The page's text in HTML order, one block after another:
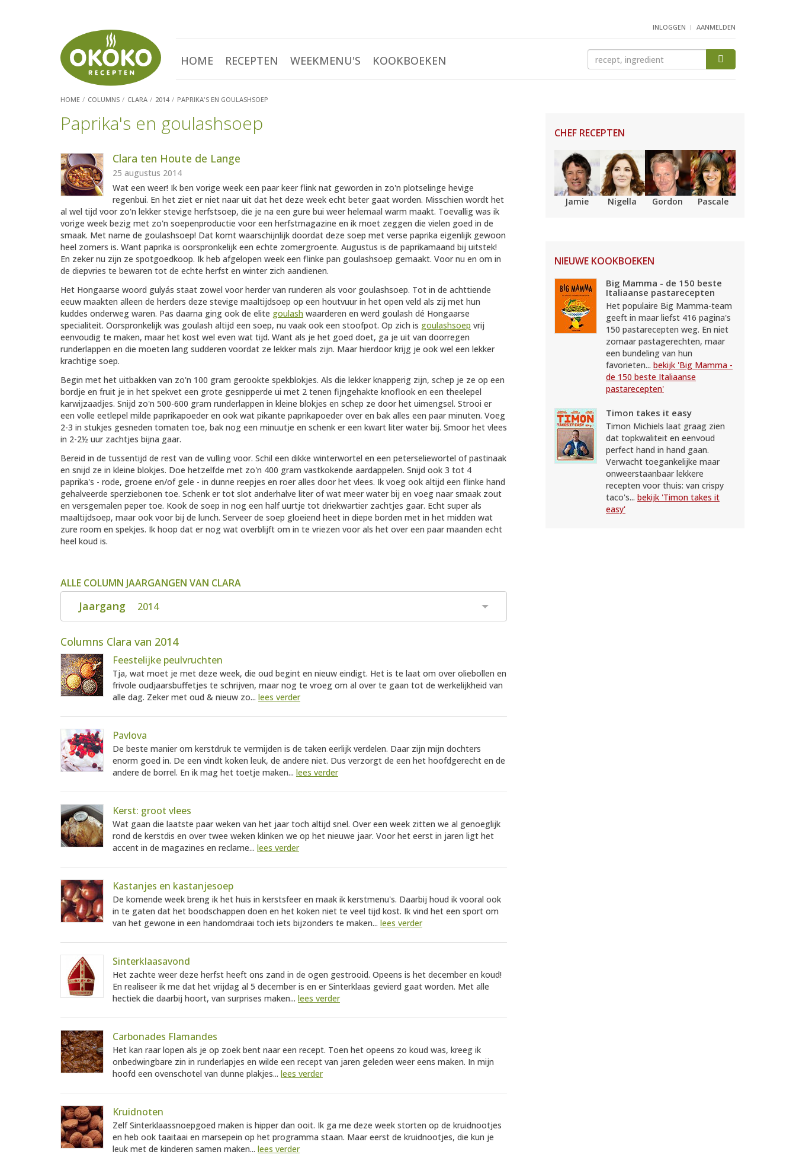
INLOGGEN AANMELDEN
HOME RECEPTEN WEEKMENU'S KOOKBOEKEN
HOME COLUMNS CLARA 2014 PAPRIKA'S EN GOULASHSOEP
Paprika's en goulashsoep
Clara ten Houte de Lange
25 augustus 2014
Wat een weer! Ik ben vorige week een paar keer flink nat geworden in zo'n plotselinge hevige
regenbui. En het ziet er niet naar uit dat het deze week echt beter gaat worden. Misschien wordt het
al wel tijd voor zo'n lekker stevige herfstsoep, die je na een gure bui weer helemaal warm maakt. Toevallig was ik
vorige week bezig met zo'n soepenproductie voor een herfstmagazine en ik moet zeggen die vielen goed in de
smaak. Met name de goulashsoep! Dat komt waarschijnlijk doordat deze soep met verse paprika eigenlijk gewoon
heel zomers is. Want paprika is oorspronkelijk een echte zomergroente. Augustus is de paprikamaand bij uitstek!
En zeker nu zijn ze spotgoedkoop. Ik heb afgelopen week een flinke pan goulashsoep gemaakt. Voor nu en om in
de diepvries te bewaren tot de echte herfst en winter zich aandienen.
Het Hongaarse woord gulyás staat zowel voor herder van runderen als voor goulashsoep. Tot in de achttiende
eeuw maakten alleen de herders deze stevige maaltijdsoep op een houtvuur in het open veld als zij met hun
kuddes onderweg waren. Pas daarna ging ook de elite goulash waarderen en werd goulash dé Hongaarse
specialiteit. Oorspronkelijk was goulash altijd een soep, nu vaak ook een stoofpot. Op zich is goulashsoep vrij
eenvoudig te maken, maar het kost wel even wat tijd. Want als je het goed doet, ga je uit van doorregen
runderlappen en die moeten lang sudderen voordat ze lekker mals zijn. Maar hierdoor krijg je ook wel een lekker
krachtige soep.
Begin met het uitbakken van zo'n 100 gram gerookte spekblokjes. Als die lekker knapperig zijn, schep je ze op een
bordje en fruit je in het spekvet een grote gesnipperde ui met 2 tenen fijngehakte knoflook en een theelepel
karwijzaadjes. Snijd zo'n 500-600 gram runderlappen in kleine blokjes en schep ze door het uimengsel. Strooi er
een volle eetlepel milde paprikapoeder en ook wat pikante paprikapoeder over en bak alles een paar minuten. Voeg
2-3 in stukjes gesneden tomaten toe, bak nog een minuutje en schenk er een kwart liter water bij. Smoor het vlees
in 2-2½ uur zachtjes bijna gaar.
Bereid in de tussentijd de rest van de vulling voor. Schil een dikke winterwortel en een peterseliewortel of pastinaak
en snijd ze in kleine blokjes. Doe hetzelfde met zo'n 400 gram vastkokende aardappelen. Snijd ook 3 tot 4
paprika's - rode, groene en/of gele - in dunne reepjes en roer alles door het vlees. Ik voeg ook altijd een flinke hand
gehalveerde sperziebonen toe. Schenk er tot slot anderhalve liter of wat meer water bij en voeg naar smaak zout
en versgemalen peper toe. Kook de soep in nog een half uurtje tot driekwartier zachtjes gaar. Echt super als
maaltijdsoep, maar ook voor bij de lunch. Serveer de soep gloeiend heet in diepe borden met in het midden wat
zure room en spekjes. Ik hoop dat er nog wat overblijft om in te vriezen voor als het over een paar maanden echt
heel koud is.
ALLE COLUMN JAARGANGEN VAN CLARA
Jaargang 2014
Columns Clara van 2014
Feestelijke peulvruchten
Tja, wat moet je met deze week, die oud begint en nieuw eindigt. Het is te laat om over oliebollen en
frivole oudjaarsbuffetjes te schrijven, maar nog te vroeg om al over te gaan tot de werkelijkheid van
alle dag. Zeker met oud & nieuw zo... lees verder
Pavlova
De beste manier om kerstdruk te vermijden is de taken eerlijk verdelen. Daar zijn mijn dochters
enorm goed in. De een vindt koken leuk, de andere niet. Dus verzorgt de een het hoofdgerecht en de
andere de borrel. En ik mag het toetje maken... lees verder
Kerst: groot vlees
Wat gaan die laatste paar weken van het jaar toch altijd snel. Over een week zitten we al genoeglijk
rond de kerstdis en over twee weken klinken we op het nieuwe jaar. Voor het eerst in jaren ligt het
accent in de magazines en reclame... lees verder
Kastanjes en kastanjesoep
De komende week breng ik het huis in kerstsfeer en maak ik kerstmenu's. Daarbij houd ik vooral ook
in te gaten dat het boodschappen doen en het koken niet te veel tijd kost. Ik vind het een sport om
van het gewone in een handomdraai toch iets bijzonders te maken... lees verder
Sinterklaasavond
Het zachte weer deze herfst heeft ons zand in de ogen gestrooid. Opeens is het december en koud!
En realiseer ik me dat het vrijdag al 5 december is en er Sinterklaas gevierd gaat worden. Met alle
hectiek die daarbij hoort, van surprises maken... lees verder
Carbonades Flamandes
Het kan raar lopen als je op zoek bent naar een recept. Toen het opeens zo koud was, kreeg ik
onbedwingbare zin in runderlapjes en wilde een recept van jaren geleden weer eens maken. In mijn
hoofd een ovenschotel van dunne plakjes... lees verder
Kruidnoten
Zelf Sinterklaassnoepgoed maken is hipper dan ooit. Ik ga me deze week storten op de kruidnootjes
en heb ook taaitaai en marsepein op het programma staan. Maar eerst de kruidnootjes, die kun je
leuk met de kinderen samen maken... lees verder
CHEF RECEPTEN
Jamie Nigella Gordon Pascale
NIEUWE KOOKBOEKEN
Big Mamma - de 150 beste
Italiaanse pastarecepten
Het populaire Big Mamma-team
geeft in maar liefst 416 pagina's
150 pastarecepten weg. En niet
zomaar pastagerechten, maar
een bundeling van hun
favorieten... bekijk 'Big Mamma -
de 150 beste Italiaanse
pastarecepten'
Timon takes it easy
Timon Michiels laat graag zien
dat topkwaliteit en eenvoud
perfect hand in hand gaan.
Verwacht toegankelijke maar
onweerstaanbaar lekkere
recepten voor thuis: van crispy
taco's... bekijk 'Timon takes it
easy'